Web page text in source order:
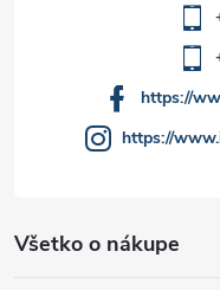
Všetko o nákupe
https://
https://